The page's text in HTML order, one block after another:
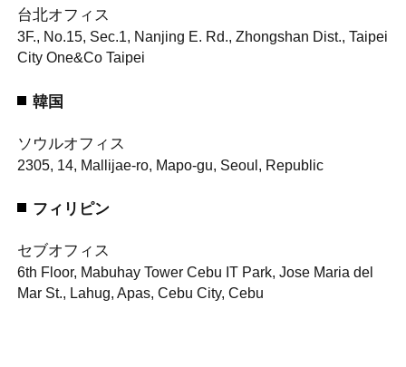
台北オフィス
3F., No.15, Sec.1, Nanjing E. Rd., Zhongshan Dist., Taipei
City One&Co Taipei
韓国
ソウルオフィス
2305, 14, Mallijae-ro, Mapo-gu, Seoul, Republic
フィリピン
セブオフィス
6th Floor, Mabuhay Tower Cebu IT Park, Jose Maria del
Mar St., Lahug, Apas, Cebu City, Cebu